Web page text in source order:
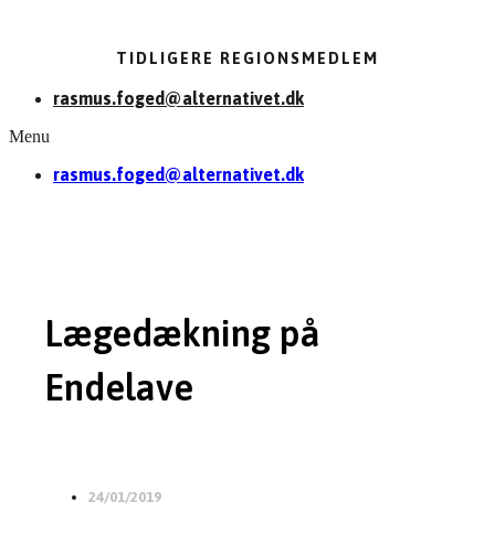
TIDLIGERE REGIONSMEDLEM
rasmus.foged@alternativet.dk
Menu
rasmus.foged@alternativet.dk
Lægedækning på
Endelave
24/01/2019